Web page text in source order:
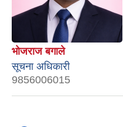
भोजराज बगाले
सूचना अधिकारी
9856006015